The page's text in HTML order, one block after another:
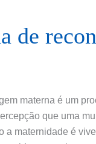
de
materna é um
que uma
a maternidade é